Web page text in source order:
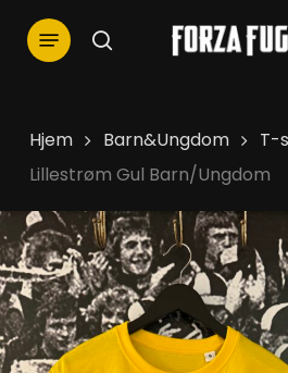
search
Menu
Hjem Barn&Ungdom T-
Lillestrøm Gul Barn/Ungdom